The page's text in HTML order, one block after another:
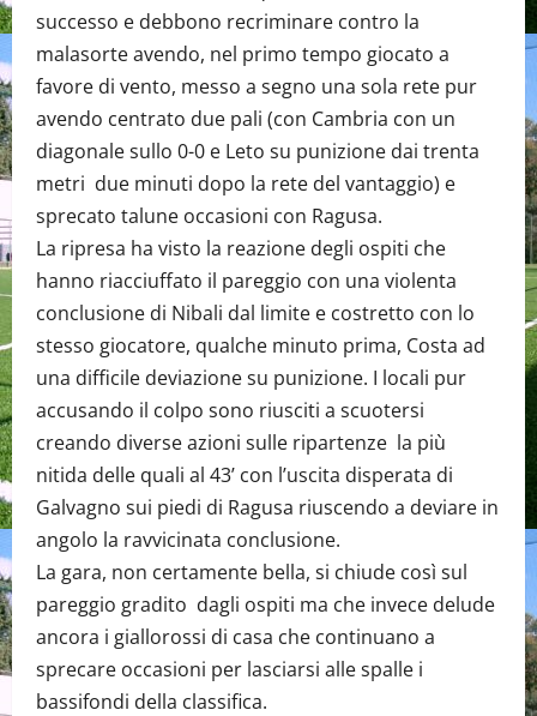
successo e debbono recriminare contro la
malasorte avendo, nel primo tempo giocato a
favore di vento, messo a segno una sola rete pur
avendo centrato due pali (con Cambria con un
diagonale sullo 0-0 e Leto su punizione dai trenta
metri due minuti dopo la rete del vantaggio) e
sprecato talune occasioni con Ragusa.
La ripresa ha visto la reazione degli ospiti che
hanno riacciuffato il pareggio con una violenta
conclusione di Nibali dal limite e costretto con lo
stesso giocatore, qualche minuto prima, Costa ad
una difficile deviazione su punizione. I locali pur
accusando il colpo sono riusciti a scuotersi
creando diverse azioni sulle ripartenze la più
nitida delle quali al 43’ con l’uscita disperata di
Galvagno sui piedi di Ragusa riuscendo a deviare in
angolo la ravvicinata conclusione.
La gara, non certamente bella, si chiude così sul
pareggio gradito dagli ospiti ma che invece delude
ancora i giallorossi di casa che continuano a
sprecare occasioni per lasciarsi alle spalle i
bassifondi della classifica.